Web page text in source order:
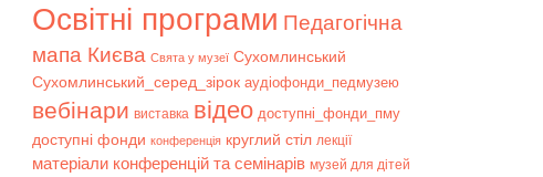
Освітні програми Педагогічна
мапа Києва Свята у музеї Сухомлинський
Сухомлинський_серед_зірок аудіофонди_педмузею
вебінари виставка відео доступні_фонди_пму
доступні фонди конференція круглий стіл лекції
матеріали конференцій та семінарів музей для дітей